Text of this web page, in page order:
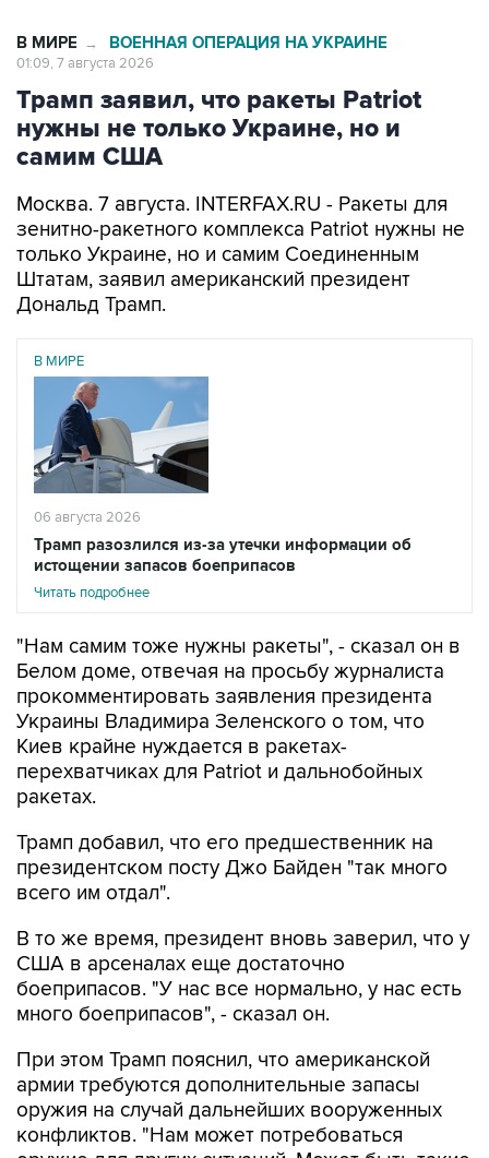
В МИРЕ → ВОЕННАЯ ОПЕРАЦИЯ НА УКРАИНЕ
01:09, 7 августа 2026
Трамп заявил, что ракеты Patriot
нужны не только Украине, но и
самим США
Москва. 7 августа. INTERFAX.RU - Ракеты для
зенитно-ракетного комплекса Patriot нужны не
только Украине, но и самим Соединенным
Штатам, заявил американский президент
Дональд Трамп.
В МИРЕ
06 августа 2026
Трамп разозлился из-за утечки информации об
истощении запасов боеприпасов
Читать подробнее
"Нам самим тоже нужны ракеты", - сказал он в
Белом доме, отвечая на просьбу журналиста
прокомментировать заявления президента
Украины Владимира Зеленского о том, что
Киев крайне нуждается в ракетах-
перехватчиках для Patriot и дальнобойных
ракетах.
Трамп добавил, что его предшественник на
президентском посту Джо Байден "так много
всего им отдал".
В то же время, президент вновь заверил, что у
США в арсеналах еще достаточно
боеприпасов. "У нас все нормально, у нас есть
много боеприпасов", - сказал он.
При этом Трамп пояснил, что американской
армии требуются дополнительные запасы
оружия на случай дальнейших вооруженных
конфликтов. "Нам может потребоваться